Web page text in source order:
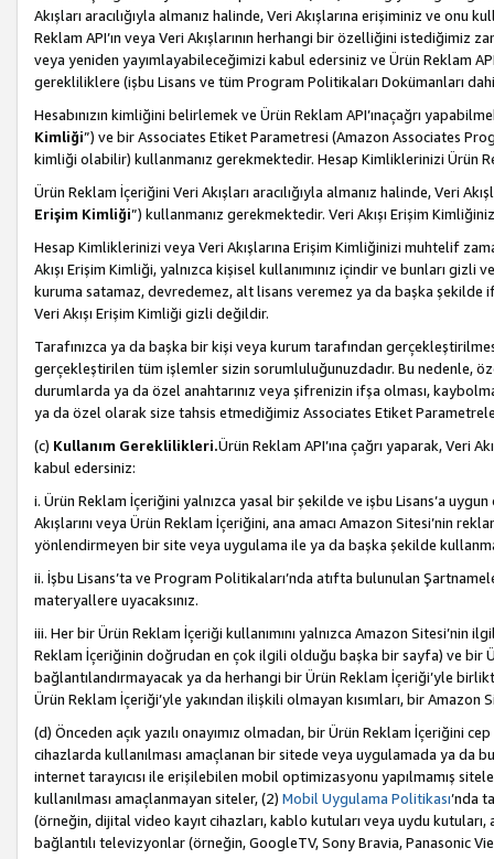
Akışları aracılığıyla almanız halinde, Veri Akışlarına erişiminiz ve onu
Reklam API’ın veya Veri Akışlarının herhangi bir özelliğini
veya yeniden yayımlayabileceğimizi kabul edersiniz ve Ürün Reklam
gerekliliklere (işbu Lisans ve tüm Program Politikaları Dokümanları
Hesabınızın kimliğini belirlemek ve Ürün Reklam API’ınaçağrı
Kimliği”) ve bir Associates Etiket Parametresi (Amazon Associates
kimliği olabilir) kullanmanız gerekmektedir. Hesap Kimliklerinizi Ürün
Ürün Reklam İçeriğini Veri Akışları aracılığıyla almanız halinde, Veri
Erişim Kimliği”) kullanmanız gerekmektedir. Veri Akışı Erişim
Hesap Kimliklerinizi veya Veri Akışlarına Erişim Kimliğinizi muhtelif
Akışı Erişim Kimliği, yalnızca kişisel kullanımınız içindir ve bunları
kuruma satamaz, devredemez, alt lisans veremez ya da başka şekilde
Veri Akışı Erişim Kimliği gizli değildir.
Tarafınızca ya da başka bir kişi veya kurum tarafından
gerçekleştirilen tüm işlemler sizin sorumluluğunuzdadır. Bu nedenle,
durumlarda ya da özel anahtarınız veya şifrenizin ifşa olması,
ya da özel olarak size tahsis etmediğimiz Associates Etiket
(c) Kullanım Gereklilikleri.Ürün Reklam API’ına çağrı yaparak, Veri
kabul edersiniz:
i. Ürün Reklam İçeriğini yalnızca yasal bir şekilde ve işbu Lisans’a uygun
Akışlarını veya Ürün Reklam İçeriğini, ana amacı Amazon Sitesi’nin
yönlendirmeyen bir site veya uygulama ile ya da başka şekilde
ii. İşbu Lisans’ta ve Program Politikaları’nda atıfta bulunulan
materyallere uyacaksınız.
iii. Her bir Ürün Reklam İçeriği kullanımını yalnızca Amazon
Reklam İçeriğinin doğrudan en çok ilgili olduğu başka bir sayfa) ve bir
bağlantılandırmayacak ya da herhangi bir Ürün Reklam İçeriği’yle
Ürün Reklam İçeriği’yle yakından ilişkili olmayan kısımları, bir Amazon
(d) Önceden açık yazılı onayımız olmadan, bir Ürün Reklam İçeriğini
cihazlarda kullanılması amaçlanan bir sitede veya uygulamada ya da
internet tarayıcısı ile erişilebilen mobil optimizasyonu yapılmamış
kullanılması amaçlanmayan siteler, (2) Mobil Uygulama Politikası’nda
(örneğin, dijital video kayıt cihazları, kablo kutuları veya uydu kutuları,
bağlantılı televizyonlar (örneğin, GoogleTV, Sony Bravia, Panasonic